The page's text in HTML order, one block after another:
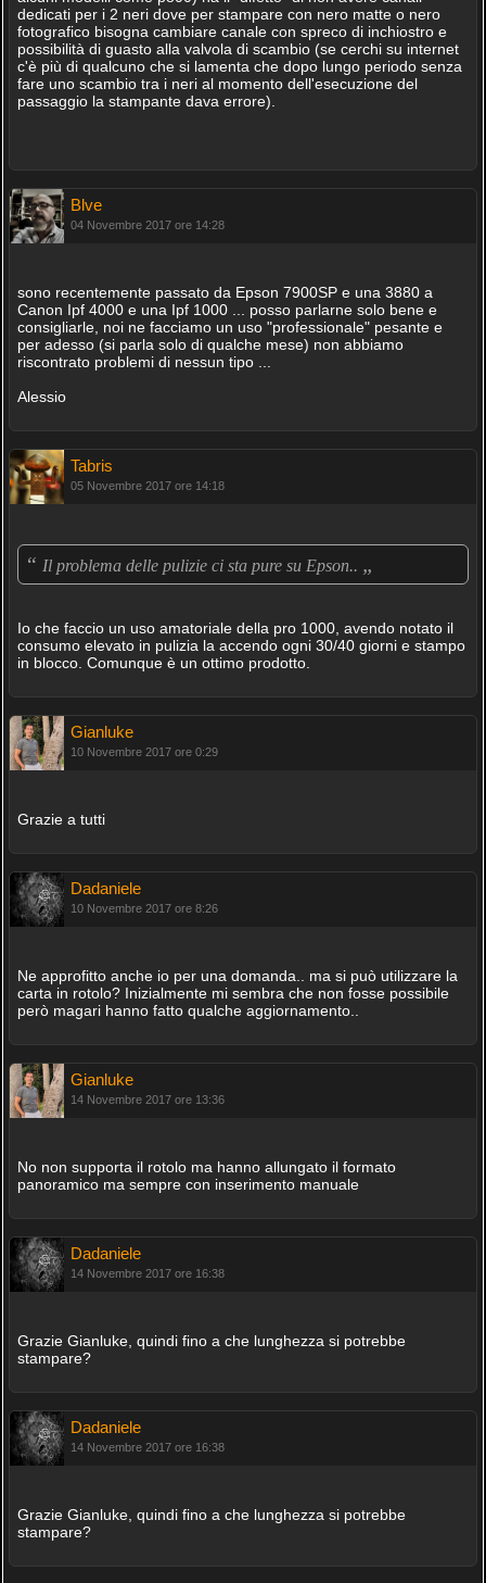
dedicati per i 2 neri dove per stampare con nero matte o nero
fotografico bisogna cambiare canale con spreco di inchiostro e
possibilità di guasto alla valvola di scambio (se cerchi su internet
c'è più di qualcuno che si lamenta che dopo lungo periodo senza
fare uno scambio tra i neri al momento dell'esecuzione del
passaggio la stampante dava errore).
Blve
04 Novembre 2017 ore 14:28
sono recentemente passato da Epson 7900SP e una 3880 a
Canon Ipf 4000 e una Ipf 1000 ... posso parlarne solo bene e
consigliarle, noi ne facciamo un uso "professionale" pesante e
per adesso (si parla solo di qualche mese) non abbiamo
riscontrato problemi di nessun tipo ...
Alessio
Tabris
05 Novembre 2017 ore 14:18
“ Il problema delle pulizie ci sta pure su Epson.. „
Io che faccio un uso amatoriale della pro 1000, avendo notato il
consumo elevato in pulizia la accendo ogni 30/40 giorni e stampo
in blocco. Comunque è un ottimo prodotto.
Gianluke
10 Novembre 2017 ore 0:29
Grazie a tutti
Dadaniele
10 Novembre 2017 ore 8:26
Ne approfitto anche io per una domanda.. ma si può utilizzare la
carta in rotolo? Inizialmente mi sembra che non fosse possibile
però magari hanno fatto qualche aggiornamento..
Gianluke
14 Novembre 2017 ore 13:36
No non supporta il rotolo ma hanno allungato il formato
panoramico ma sempre con inserimento manuale
Dadaniele
14 Novembre 2017 ore 16:38
Grazie Gianluke, quindi fino a che lunghezza si potrebbe
stampare?
Dadaniele
14 Novembre 2017 ore 16:38
Grazie Gianluke, quindi fino a che lunghezza si potrebbe
stampare?